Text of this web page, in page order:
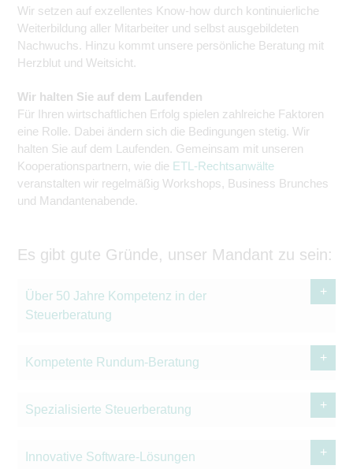
Wir setzen auf exzellentes Know-how durch kontinuierliche
Weiterbildung aller Mitarbeiter und selbst ausgebil­deten
Nachwuchs. Hinzu kommt unsere persönliche Beratung mit
Herzblut und Weitsicht.
Wir halten Sie auf dem Laufenden
Für Ihren wirtschaftlichen Erfolg spielen zahlreiche Faktoren
eine Rolle. Dabei ändern sich die Bedingungen stetig. Wir
halten Sie auf dem Laufenden. Gemeinsam mit unseren
Kooperationspartnern, wie die ETL-Rechtsanwälte
veranstalten wir regelmäßig Workshops, Business Brunches
und Mandantenabende.
Es gibt gute Gründe, unser Mandant zu sein:
Über 50 Jahre Kompetenz in der
Steuerberatung
Kompetente Rundum-Beratung
Spezialisierte Steuerberatung
Innovative Software-Lösungen